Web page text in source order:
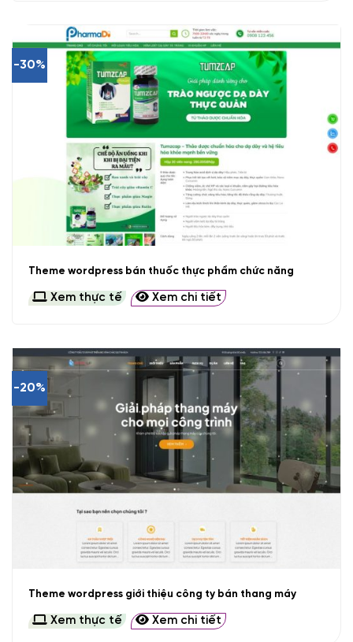
-30%
Theme wordpress bán thuốc thực phẩm chức năng
Xem thực tế Xem chi tiết
-20%
Theme wordpress giới thiệu công ty bán thang máy
Xem thực tế Xem chi tiết